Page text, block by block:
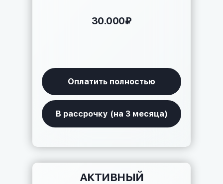
АКТИВНЫЙ
30.000₽
Оплатить полностью
В рассрочку (на 3 месяца)